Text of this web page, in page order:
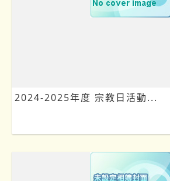
2024-2025年度 宗教日活動...